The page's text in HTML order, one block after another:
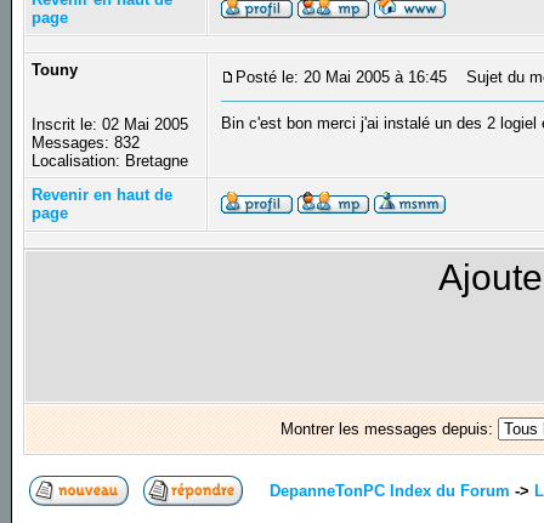
page
Touny
Inscrit le: 02 Mai 2005
Messages: 832
Localisation: Bretagne
Posté le: 20 Mai 2005 à 16:45 Sujet du
Bin c'est bon merci j'ai instalé un des 2
Revenir en haut de
page
Montrer les messages depuis:
DepanneTonPC Index du Forum ->